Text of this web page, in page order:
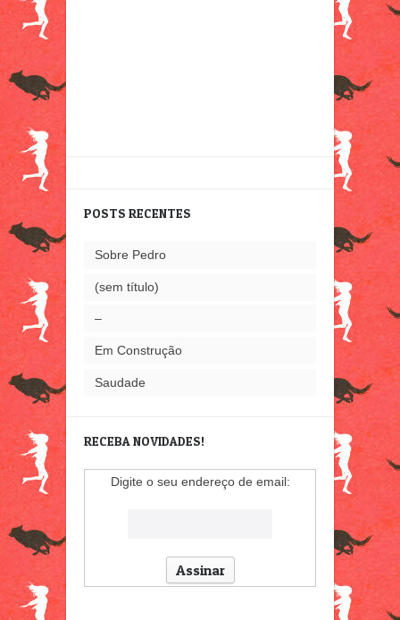
POSTS RECENTES
Sobre Pedro
(sem título)
–
Em Construção
Saudade
RECEBA NOVIDADES!
Digite o seu endereço de email: